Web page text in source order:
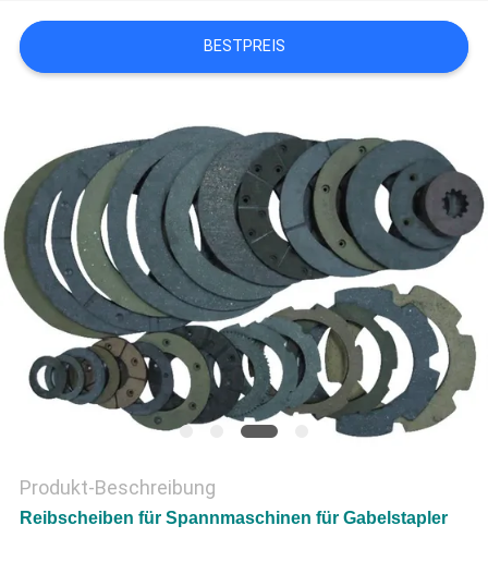
SIE EIN
ZITAT
PRIVACY
POLICY
BESTPREIS
Produkt-Beschreibung
Reibscheiben für Spannmaschinen für Gabelstapler